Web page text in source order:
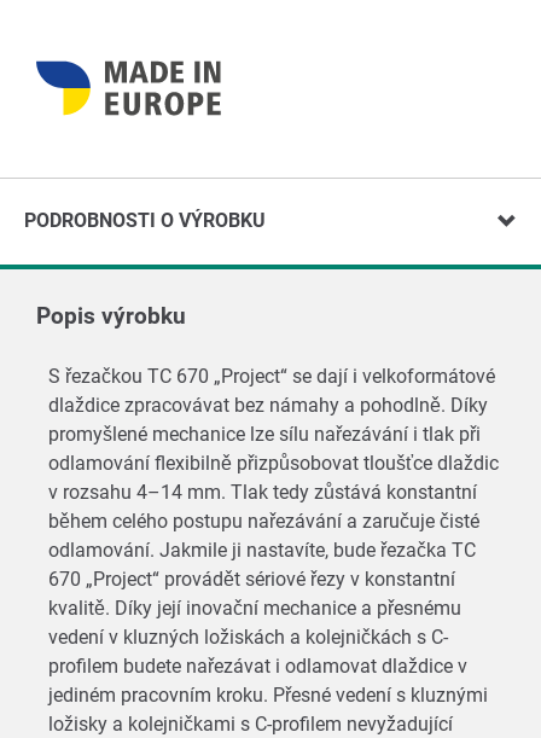
PODROBNOSTI O VÝROBKU
Popis výrobku
S řezačkou TC 670 „Project“ se dají i velkoformátové
dlaždice zpracovávat bez námahy a pohodlně. Díky
promyšlené mechanice lze sílu nařezávání i tlak při
odlamování flexibilně přizpůsobovat tloušťce dlaždic
v rozsahu 4–14 mm. Tlak tedy zůstává konstantní
během celého postupu nařezávání a zaručuje čisté
odlamování. Jakmile ji nastavíte, bude řezačka TC
670 „Project“ provádět sériové řezy v konstantní
kvalitě. Díky její inovační mechanice a přesnému
vedení v kluzných ložiskách a kolejničkách s C-
profilem budete nařezávat i odlamovat dlaždice v
jediném pracovním kroku. Přesné vedení s kluznými
ložisky a kolejničkami s C-profilem nevyžadující